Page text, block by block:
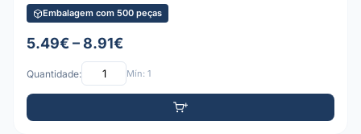
Embalagem com 500 peças
5.49€ – 8.91€
Quantidade: Mín: 1